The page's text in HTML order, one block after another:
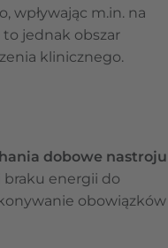
wpływając m.in. na
jednak obszar
klinicznego.
dobowe nastroju
braku energii do
obowiązków